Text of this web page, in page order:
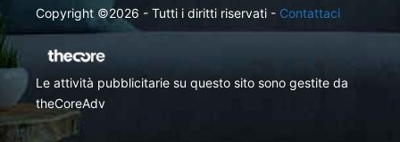
Copyright ©2026 - Tutti i diritti riservati - Contattaci
Le attività pubblicitarie su questo sito sono gestite da
theCoreAdv